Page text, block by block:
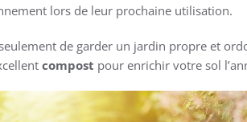
lors de leur prochaine utilisation.
de garder un jardin propre et
compost pour enrichir votre sol